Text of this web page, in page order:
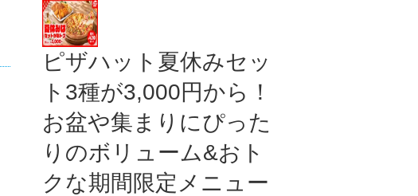
ピザハット夏休みセッ
ト3種が3,000円から！
お盆や集まりにぴった
りのボリューム&おト
クな期間限定メニュー